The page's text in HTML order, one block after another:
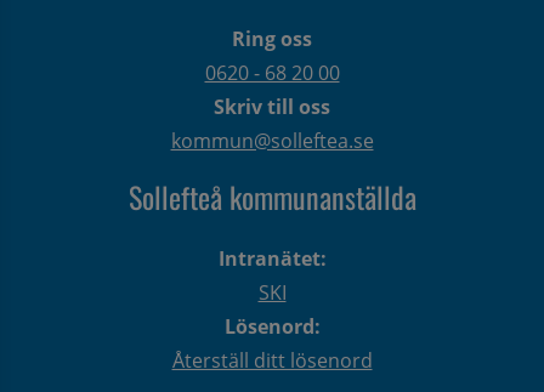
Ring oss
0620 - 68 20 00
Skriv till oss
kommun@solleftea.se
Sollefteå kommunanställda
Intranätet:
SKI
Lösenord:
Återställ ditt lösenord